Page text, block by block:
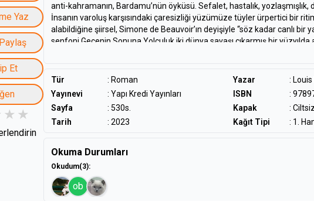
Yaz
Et
anti-kahramanın, Bardamu’nün öyküsü. Sefalet, hastalık, yozlaşmışlık,
İnsanın varoluş karşısındaki çaresizliği yüzümüze tüyler ürpertici bir
alabildiğine şiirsel, Simone de Beauvoir’ın deyişiyle “söz kadar canlı bir
senfoni.Gecenin Sonuna Yolculuk iki dünya savaşı çıkarmış bir yüzyılda
ruhunun bir nevi yazınsal otopsisidir.Gerçek Céline “mucize”sini yaratan
etkidir – büyüle­yici, gizemli, kopkoyu bir karanlık içinde, hoşnutsuz ama
uzatan kahkahayla. -Julia KristevaAslına bakarsanız Fransa’da “benim
Céline çok büyük bir özgürlükçüdür, onun sesinin çağrısı beni içine
okumalı, son 2000 yılın en büyük yazarı… -Charles Bukowski
Tür : Roman Yazar : Louis
Yayınevi
: Yapı Kredi Yayınları ISBN
:
Sayfa
: 530s. Kapak
: Ciltsiz
Tarih
: 2023 Kağıt Tipi : 1.
Okuma Durumları
Okudum(3):
ob